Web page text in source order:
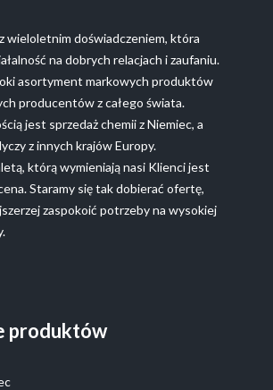
wieloletnim doświadczeniem, która
na dobrych relacjach i zaufaniu.
asortyment markowych produktów
producentów z całego świata.
jest sprzedaż chemii z Niemiec, a
z innych krajów Europy.
którą wymieniają nasi Klienci jest
Staramy się tak dobierać ofertę,
zaspokoić potrzeby na wysokiej
produktów